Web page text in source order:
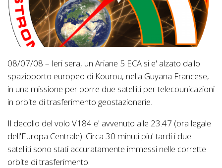
08/07/08 – Ieri sera, un Ariane 5 ECA si e' alzato dallo
spazioporto europeo di Kourou, nella Guyana Francese,
in una missione per porre due satelliti per telecounicazioni
in orbite di trasferimento geostazionarie.
Il decollo del volo V184 e' avvenuto alle 23.47 (ora legale
dell'Europa Centrale). Circa 30 minuti piu' tardi i due
satelliti sono stati accuratamente immessi nelle corrette
orbite di trasferimento.